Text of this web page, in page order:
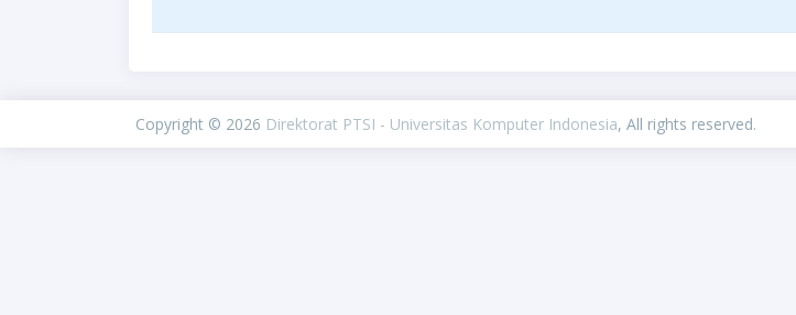
Copyright © 2026 Direktorat PTSI - Universitas Komputer Indonesia, All rights reserved.